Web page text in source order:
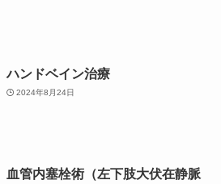
ハンドベイン治療
2024年8月24日
血管内塞栓術（左下肢大伏在静脈